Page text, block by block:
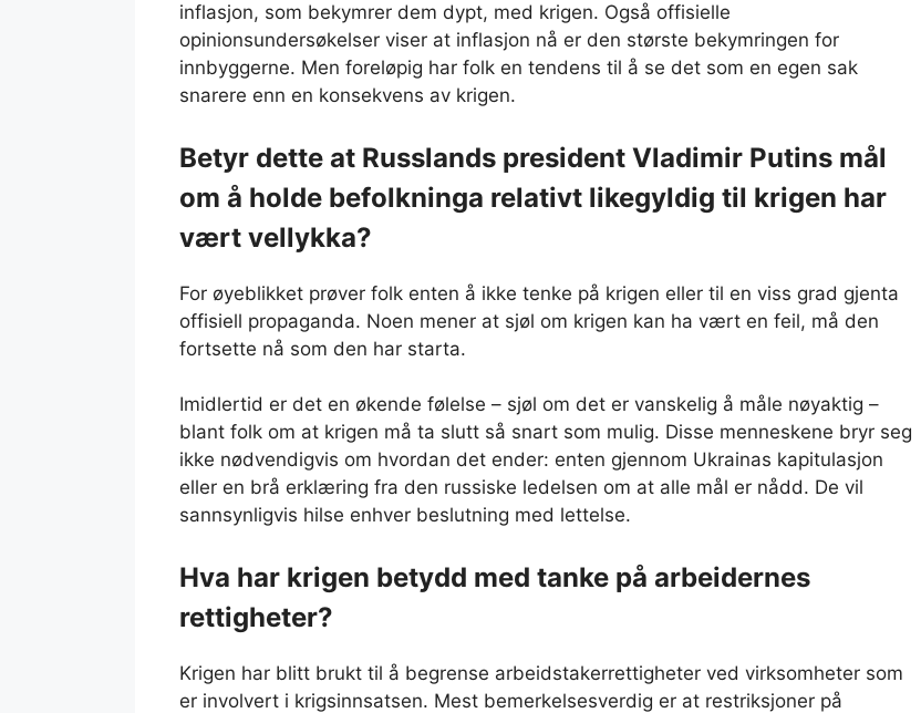
inflasjon, som bekymrer dem dypt, med krigen. Også offisielle
opinionsundersøkelser viser at inflasjon nå er den største bekymringen for
innbyggerne. Men foreløpig har folk en tendens til å se det som en egen sak
snarere enn en konsekvens av krigen.
Betyr dette at Russlands president Vladimir Putins mål
om å holde befolkninga relativt likegyldig til krigen har
vært vellykka?
For øyeblikket prøver folk enten å ikke tenke på krigen eller til en viss grad gjenta
offisiell propaganda. Noen mener at sjøl om krigen kan ha vært en feil, må den
fortsette nå som den har starta.
Imidlertid er det en økende følelse – sjøl om det er vanskelig å måle nøyaktig –
blant folk om at krigen må ta slutt så snart som mulig. Disse menneskene bryr seg
ikke nødvendigvis om hvordan det ender: enten gjennom Ukrainas kapitulasjon
eller en brå erklæring fra den russiske ledelsen om at alle mål er nådd. De vil
sannsynligvis hilse enhver beslutning med lettelse.
Hva har krigen betydd med tanke på arbeidernes
rettigheter?
Krigen har blitt brukt til å begrense arbeidstakerrettigheter ved virksomheter som
er involvert i krigsinnsatsen. Mest bemerkelsesverdig er at restriksjoner på